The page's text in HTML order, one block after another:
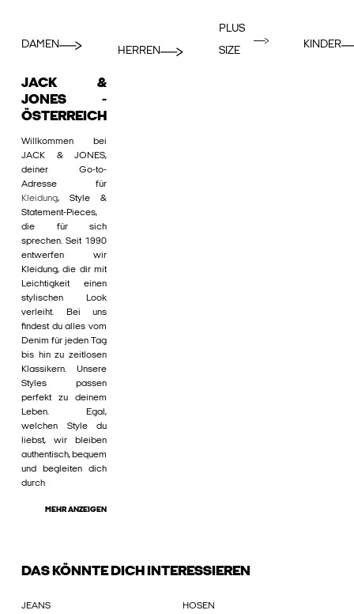
DAMEN
HERREN
PLUS
SIZE
KINDER
JACK &
JONES -
ÖSTERREICH
Willkommen bei
JACK & JONES,
deiner Go-to-
Adresse für
Kleidung, Style &
Statement-Pieces,
die für sich
sprechen. Seit 1990
entwerfen wir
Kleidung, die dir mit
Leichtigkeit einen
stylischen Look
verleiht. Bei uns
findest du alles vom
Denim für jeden Tag
bis hin zu zeitlosen
Klassikern. Unsere
Styles passen
perfekt zu deinem
Leben. Egal,
welchen Style du
liebst, wir bleiben
authentisch, bequem
und begleiten dich
durch
MEHR ANZEIGEN
DAS KÖNNTE DICH INTERESSIEREN
JEANS HOSEN